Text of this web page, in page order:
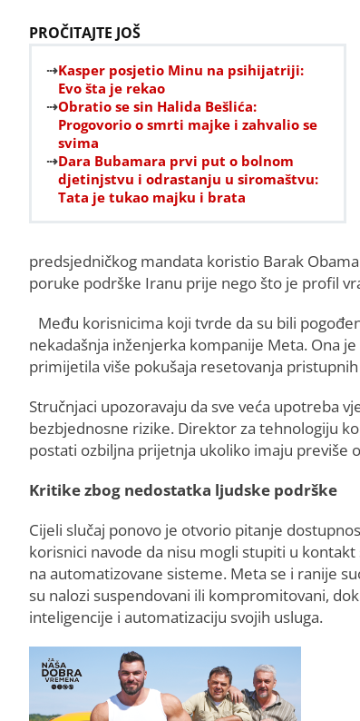
PROČITAJTE JOŠ
Kasper posjetio Minu na psihijatriji:
Evo šta je rekao
Obratio se sin Halida Bešlića:
Progovorio o smrti majke i zahvalio se
svima
Dara Bubamara prvi put o bolnom
djetinjstvu i odrastanju u siromaštvu:
Tata je tukao majku i brata
predsjedničkog mandata koristio Barak
poruke podrške Iranu prije nego što je profil
Među korisnicima koji tvrde da su bili
nekadašnja inženjerka kompanije Meta. Ona
primijetila više pokušaja resetovanja
Stručnjaci upozoravaju da sve veća upotreba
bezbjednosne rizike. Direktor za tehnologiju
postati ozbiljna prijetnja ukoliko imaju previše
Kritike zbog nedostatka ljudske podrške
Cijeli slučaj ponovo je otvorio pitanje
korisnici navode da nisu mogli stupiti u
na automatizovane sisteme. Meta se i ranije
su nalozi suspendovani ili kompromitovani,
inteligencije i automatizaciju svojih usluga.